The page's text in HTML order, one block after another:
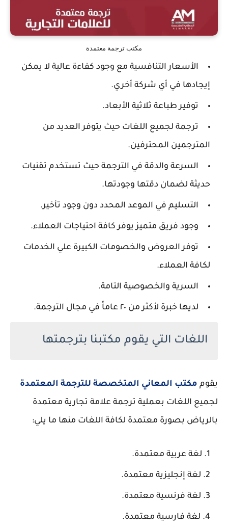
مكتب ترجمة معتمدة
الأسعار التنافسية مع وجود كفاءة عالية لا يمكن
إيجادها في أي شركة أخري.
توفير طباعة ثلاثية الأبعاد.
ترجمة لجميع اللغات حيث يتوفر العديد من
المترجمين المحترفين.
السرعة والدقة في الترجمة حيث تستخدم تقنيات
حديثة لضمان دقتها وجودتها.
التسليم في الموعد المحدد دون وجود تأخير.
وجود فريق متميز يوفر كافة احتياجات العملاء.
توفر العروض والخصومات الكبيرة علي الخدمات
لكافة العملاء.
السرية والخصوصية التامة.
لديها خبرة لأكثر من ٢٠ عاماً في مجال الترجمة.
اللغات التي يقوم مكتبنا بترجمتها
يقوم مكتب المعاني المتخصصة للترجمة المعتمدة
لجميع اللغات بعملية ترجمة علامة تجارية معتمدة
بالرياض بصورة معتمدة لكافة اللغات منها ما يلي:
لغة عربية معتمدة.
لغة إنجليزية معتمدة.
لغة فرنسية معتمدة.
لغة فارسية معتمدة.